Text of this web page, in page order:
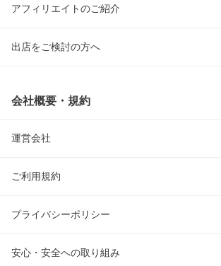
アフィリエイトのご紹介
出店をご検討の方へ
会社概要・規約
運営会社
ご利用規約
プライバシーポリシー
安心・安全への取り組み